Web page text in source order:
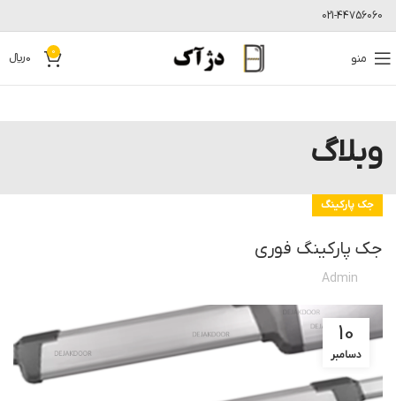
021-44756060
منو 0
0﷼
وبلاگ
جک پارکینگ
جک پارکینگ فوری
Admin
10
دسامبر